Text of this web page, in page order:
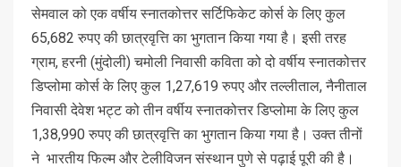
सेमवाल को एक वर्षीय स्नातकोत्तर सर्टिफिकेट कोर्स के लिए कुल
65,682 रुपए की छात्रवृत्ति का भुगतान किया गया है। इसी तरह
ग्राम, हरनी (मुंदोली) चमोली निवासी कविता को दो वर्षीय स्नातकोत्तर
डिप्लोमा कोर्स के लिए कुल 1,27,619 रुपए और तल्लीताल, नैनीताल
निवासी देवेश भट्ट को तीन वर्षीय स्नातकोत्तर डिप्लोमा के लिए कुल
1,38,990 रुपए की छात्रवृत्ति का भुगतान किया गया है। उक्त तीनों
ने भारतीय फिल्म और टेलीविजन संस्थान पुणे से पढ़ाई पूरी की है।